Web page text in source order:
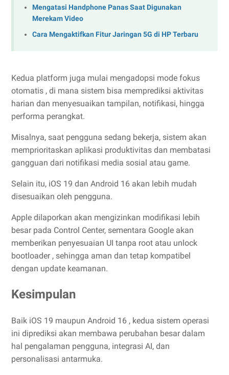
Mengatasi Handphone Panas Saat Digunakan
Merekam Video
Cara Mengaktifkan Fitur Jaringan 5G di HP Terbaru
Kedua platform juga mulai mengadopsi mode fokus
otomatis , di mana sistem bisa memprediksi aktivitas
harian dan menyesuaikan tampilan, notifikasi, hingga
performa perangkat.
Misalnya, saat pengguna sedang bekerja, sistem akan
memprioritaskan aplikasi produktivitas dan membatasi
gangguan dari notifikasi media sosial atau game.
Selain itu, iOS 19 dan Android 16 akan lebih mudah
disesuaikan oleh pengguna.
Apple dilaporkan akan mengizinkan modifikasi lebih
besar pada Control Center, sementara Google akan
memberikan penyesuaian UI tanpa root atau unlock
bootloader , sehingga aman dan tetap kompatibel
dengan update keamanan.
Kesimpulan
Baik iOS 19 maupun Android 16 , kedua sistem operasi
ini diprediksi akan membawa perubahan besar dalam
hal pengalaman pengguna, integrasi AI, dan
personalisasi antarmuka.